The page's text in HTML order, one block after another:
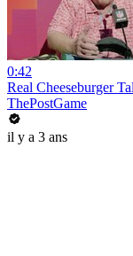
0:42
Real Cheeseburger
ThePostGame
il y a 3 ans